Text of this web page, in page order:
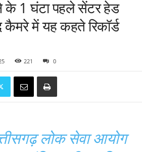
के 1 घंटा पहले सेंटर हेड
में यह कहते रिकॉर्ड
221 0
लोक सेवा आयोग